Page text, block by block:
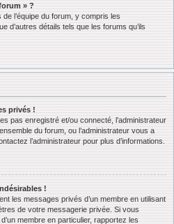
» ?
l’équipe du forum, y compris les
d’autres détails tels que les forums qu’ils
privés !
pas enregistré et/ou connecté, l’administrateur
du forum, ou l’administrateur vous a
l’administrateur pour plus d’informations.
!
les messages privés d’un membre en utilisant
de votre messagerie privée. Si vous
membre en particulier, rapportez les